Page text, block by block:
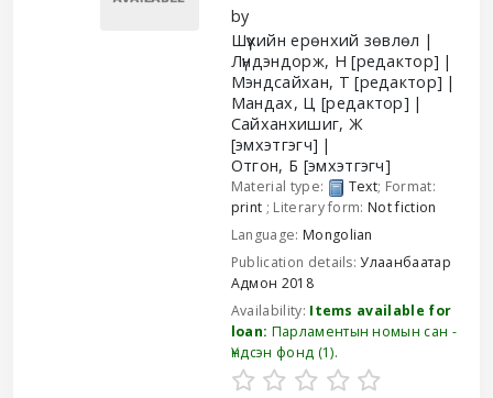
by
Шүүхийн ерөнхий зөвлөл
Лүндэндорж, Н [редактор]
Мэндсайхан, Т [редактор]
Мандах, Ц [редактор]
Сайханхишиг, Ж
[эмхэтгэгч]
Отгон, Б [эмхэтгэгч]
Material type: Text; Format:
print ; Literary form:Not fiction
Language: Mongolian
Publication details:Улаанбаатар
Адмон 2018
Availability: Items available for
loan: Парламентын номын сан -
Үндсэн фонд (1).